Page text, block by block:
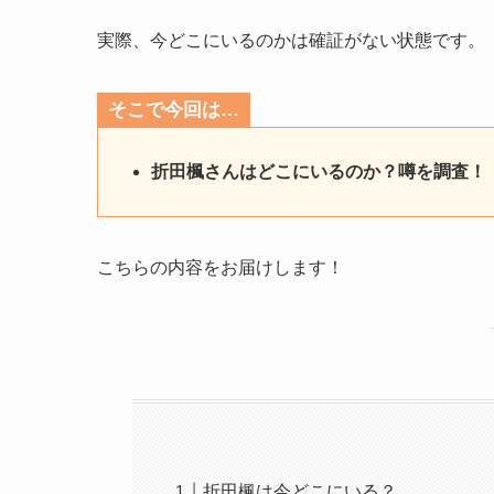
実際、今どこにいるのかは確証がない状態です。
そこで今回は…
折田楓さんはどこにいるのか？噂を調査！
こちらの内容をお届けします！